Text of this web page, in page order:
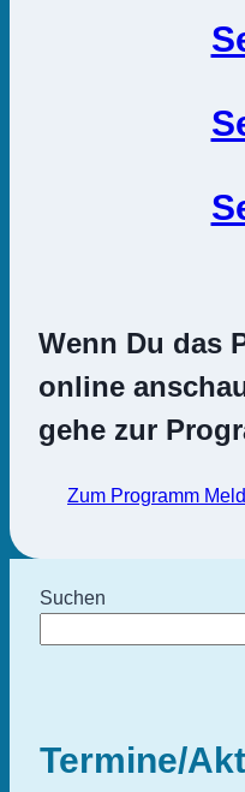
Wenn Du das
online
gehe zur
Zum Programm
Suchen
Termine/